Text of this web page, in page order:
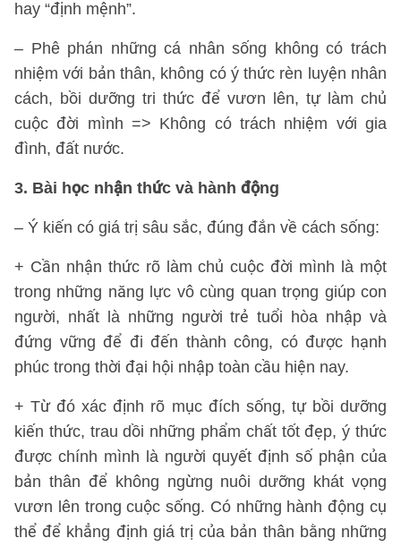
hay “định mệnh”.
– Phê phán những cá nhân sống không có trách
nhiệm với bản thân, không có ý thức rèn luyện nhân
cách, bồi dưỡng tri thức để vươn lên, tự làm chủ
cuộc đời mình => Không có trách nhiệm với gia
đình, đất nước.
3. Bài học nhận thức và hành động
– Ý kiến có giá trị sâu sắc, đúng đắn về cách sống:
+ Cần nhận thức rõ làm chủ cuộc đời mình là một
trong những năng lực vô cùng quan trọng giúp con
người, nhất là những người trẻ tuổi hòa nhập và
đứng vững để đi đến thành công, có được hạnh
phúc trong thời đại hội nhập toàn cầu hiện nay.
+ Từ đó xác định rõ mục đích sống, tự bồi dưỡng
kiến thức, trau dồi những phẩm chất tốt đẹp, ý thức
được chính mình là người quyết định số phận của
bản thân để không ngừng nuôi dưỡng khát vọng
vươn lên trong cuộc sống. Có những hành động cụ
thể để khẳng định giá trị của bản thân bằng những